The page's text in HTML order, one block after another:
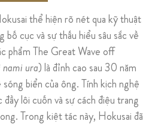
thể hiện rõ nét qua kỹ thuật
cục và sự thấu hiểu sâu sắc về
phẩm The Great Wave off
nami ura) là đỉnh cao sau 30 năm
biển của ông. Tính kịch nghệ
lôi cuốn và sự cách điệu trang
Trong kiệt tác này, Hokusai đã